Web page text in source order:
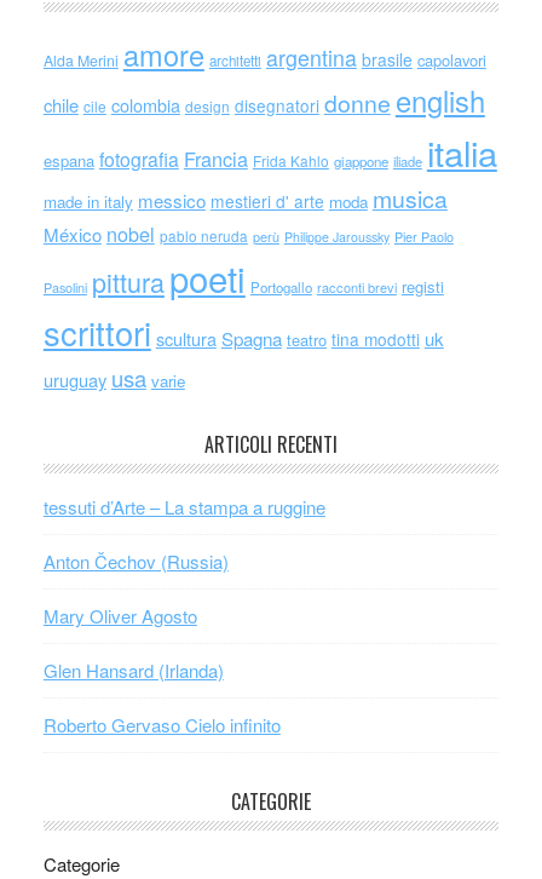
Alda Merini amore architetti argentina brasile capolavori
chile cile colombia design disegnatori donne english
espana fotografia Francia Frida Kahlo giappone iliade italia
made in italy messico mestieri d' arte moda musica
México nobel pablo neruda perù Philippe Jaroussky Pier Paolo
Pasolini pitturapoeti Portogallo racconti brevi registi
scrittori scultura Spagna teatro tina modotti uk
uruguay usa varie
ARTICOLI RECENTI
tessuti d’Arte – La stampa a ruggine
Anton Čechov (Russia)
Mary Oliver Agosto
Glen Hansard (Irlanda)
Roberto Gervaso Cielo infinito
CATEGORIE
Categorie